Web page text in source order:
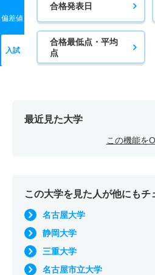
偏差値
入試
合格発表日
合格最低点・平均
点
最近見た大学
この機能を
この大学を見た人が他にもチ
名古屋大学
静岡大学
三重大学
名古屋市立大学